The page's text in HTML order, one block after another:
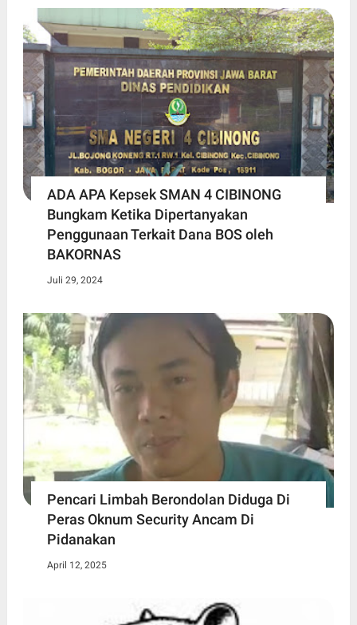
ADA APA Kepsek SMAN 4 CIBINONG
Bungkam Ketika Dipertanyakan
Penggunaan Terkait Dana BOS oleh
BAKORNAS
Juli 29, 2024
Pencari Limbah Berondolan Diduga Di
Peras Oknum Security Ancam Di
Pidanakan
April 12, 2025